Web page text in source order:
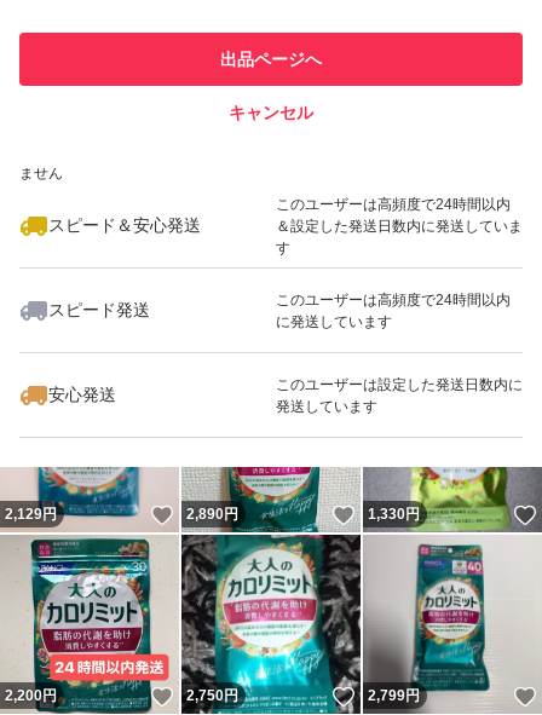
での取引実績があります
ません
スピード＆安心発送
このユーザーは高頻度で24時間以内
＆設定した発送日数内に発送していま
す
スピード発送
このユーザーは高頻度で24時間以内
に発送しています
安心発送
このユーザーは設定した発送日数内に
発送しています
出品ページへ
キャンセル
いいね！
2,150
2,129円 いいね！
2,890円 いいね！
1,330円
2,200円 いいね！
2,750円 いいね！
2,799円